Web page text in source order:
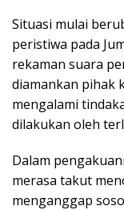
Situasi mulai
peristiwa pada
rekaman suara
diamankan pihak
mengalami
dilakukan oleh
Dalam
merasa takut
menganggap